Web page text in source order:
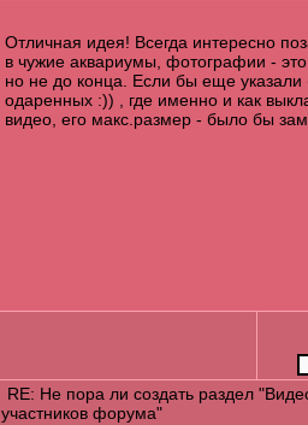
Отличная идея! Всегда интересно
в чужие аквариумы, фотографии -
но не до конца. Если бы еще указали
одаренных :)) , где именно и как
видео, его макс.размер - было бы
RE: Не пора ли создать раздел
участников форума"